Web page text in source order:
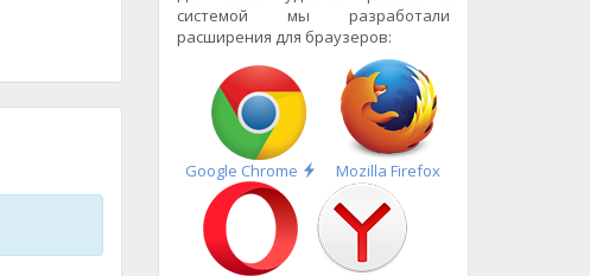
системой мы разработали
расширения для браузеров:
Google Chrome
Быстрая
установка
Mozilla Firefox